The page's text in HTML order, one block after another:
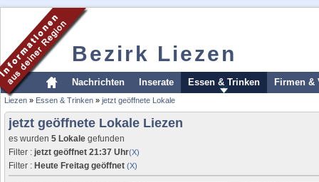
Bezirk Liezen
Nachrichten Inserate Essen & Trinken Firmen &
Liezen » Essen & Trinken » jetzt geöffnete Lokale
jetzt geöffnete Lokale Liezen
es wurden 5 Lokale gefunden
Filter : jetzt geöffnet 21:37 Uhr(X)
Filter : Heute Freitag geöffnet (X)